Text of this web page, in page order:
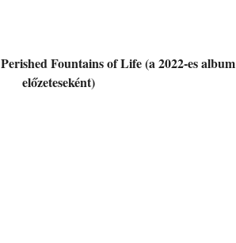
Perished Fountains of Life(a 2022-es album
előzeteseként)